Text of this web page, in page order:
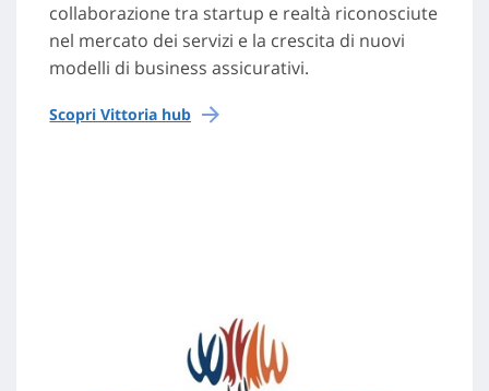
collaborazione tra startup e realtà riconosciute
nel mercato dei servizi e la crescita di nuovi
modelli di business assicurativi.
Scopri Vittoria hub